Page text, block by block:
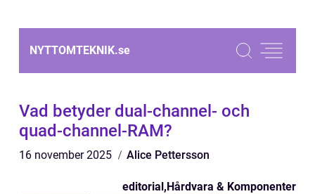
NYTTOMTEKNIK.se
Vad betyder dual-channel- och
quad-channel-RAM?
16 november 2025 Alice Pettersson
editorial,Hårdvara & Komponenter